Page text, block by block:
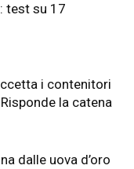
test su 17
i contenitori
la catena
dalle uova d’oro